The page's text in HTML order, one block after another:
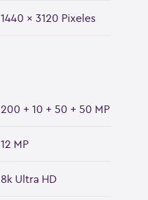
1440 x 3120 Pixeles
200 + 10 + 50 + 50 MP
12 MP
8k Ultra HD